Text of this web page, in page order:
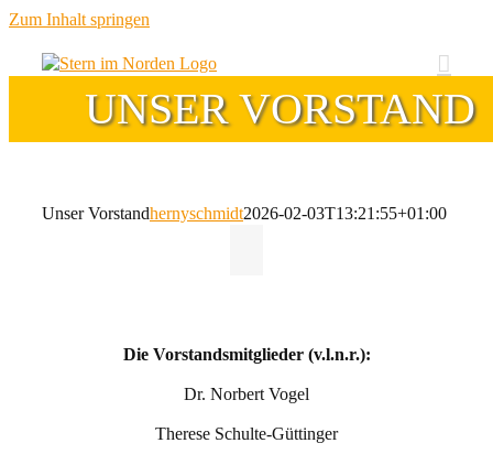
Zum Inhalt springen
UNSER VORSTAND
Unser Vorstandhernyschmidt2026-02-03T13:21:55+01:00
Die Vorstandsmitglieder (v.l.n.r.):
Dr. Norbert Vogel
Therese Schulte-Güttinger